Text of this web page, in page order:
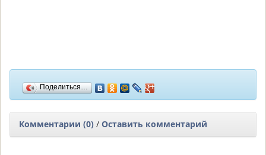
Поделиться…
Комментарии (0) / Оставить комментарий